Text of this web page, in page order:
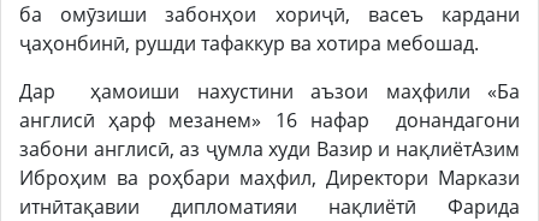
ба омӯзиши забонҳои хориҷӣ, васеъ кардани
ҷаҳонбинӣ, рушди тафаккур ва хотира мебошад.
Дар ҳамоиши нахустини аъзои маҳфили «Ба
англисӣ ҳарф мезанем» 16 нафар донандагони
забони англисӣ, аз ҷумла худи Вазир и нақлиётАзим
Иброҳим ва роҳбари маҳфил, Директори Маркази
итнӣтақавии дипломатияи нақлиётӣ Фарида